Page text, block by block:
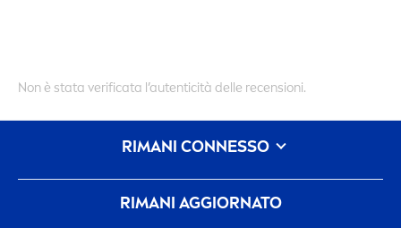
Non è stata verificata l’autenticità delle recensioni.
RIMANI AGGIORNATO
RIMANI CONNESSO